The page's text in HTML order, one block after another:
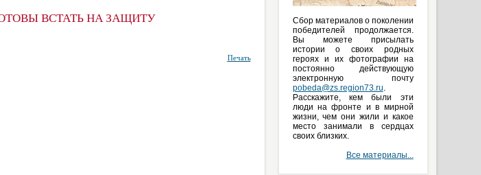
ВСТАТЬ НА ЗАЩИТУ
Печать
Сбор материалов о поколении
победителей продолжается.
Вы можете присылать
истории о своих родных
героях и их фотографии на
постоянно действующую
электронную почту
pobeda@zs.region73.ru.
Расскажите, кем были эти
люди на фронте и в мирной
жизни, чем они жили и какое
место занимали в сердцах
своих близких.
Все материалы...